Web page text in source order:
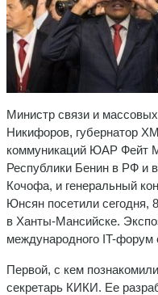
Министр связи и
Никифоров, губернатор
коммуникаций ЮАР Фейт
Республики Бенин в РФ и
Кочофа, и генеральный
Юнсян посетили сегодня,
в Ханты-Мансийске.
международного IT-
Первой, с кем
секретарь КИКИ. Ее